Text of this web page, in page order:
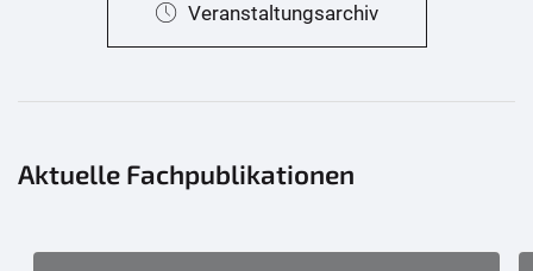
Veranstaltungsarchiv
Aktuelle Fachpublikationen